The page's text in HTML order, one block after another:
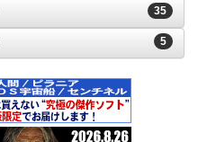
35
5